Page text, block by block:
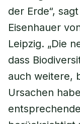
der Erde“,
Eisenhauer
Leipzig. „Die
dass
auch weitere,
Ursachen